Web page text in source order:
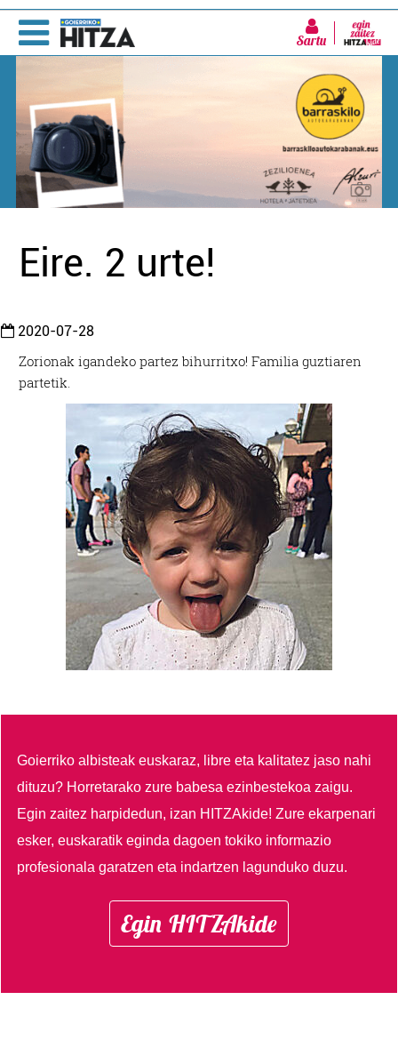
Sartu
Eire. 2 urte!
2020-07-28
Zorionak igandeko partez bihurritxo! Familia guztiaren
partetik.
Goierriko albisteak euskaraz, libre eta kalitatez jaso nahi
dituzu? Horretarako zure babesa ezinbestekoa zaigu.
Egin zaitez harpidedun, izan HITZAkide!Zure ekarpenari
esker, euskaratik eginda dagoen tokiko informazio
profesionala garatzen eta indartzen lagunduko duzu.
Egin HITZAkide